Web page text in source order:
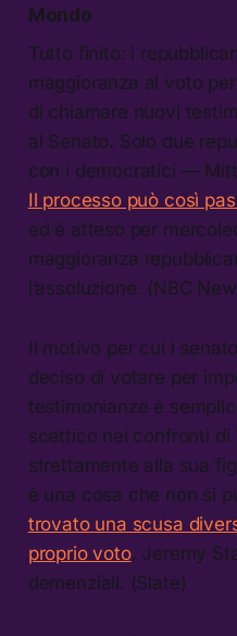
Mondo
Tutto finito: i
maggioranza al voto
di chiamare nuovi
al Senato. Solo due
con i democratici —
Il processo può così
ed è atteso per
maggioranza
l’assoluzione. (NBC
Il motivo per cui i
deciso di votare per
testimonianze è
scettico nei confronti di
strettamente alla sua
è una cosa che non si
trovato una scusa
proprio voto. Jeremy
demenziali. (Slate)